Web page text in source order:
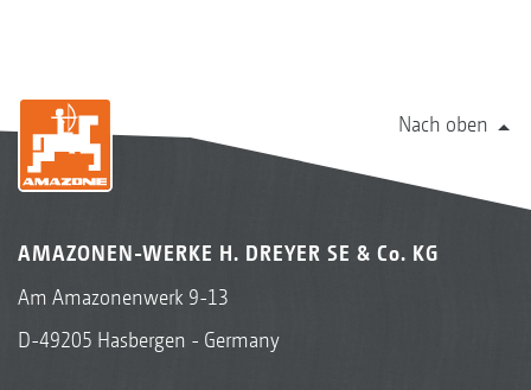
Nach oben
AMAZONEN-WERKE H. DREYER SE & Co. KG
Am Amazonenwerk 9-13
D-49205 Hasbergen - Germany